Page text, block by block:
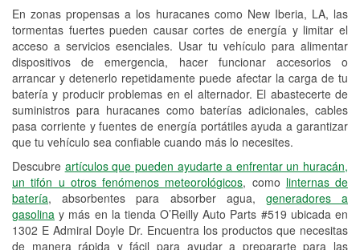
En zonas propensas a los huracanes como New Iberia, LA, las
tormentas fuertes pueden causar cortes de energía y limitar el
acceso a servicios esenciales. Usar tu vehículo para alimentar
dispositivos de emergencia, hacer funcionar accesorios o
arrancar y detenerlo repetidamente puede afectar la carga de tu
batería y producir problemas en el alternador. El abastecerte de
suministros para huracanes como baterías adicionales, cables
pasa corriente y fuentes de energía portátiles ayuda a garantizar
que tu vehículo sea confiable cuando más lo necesites.
Descubre artículos que pueden ayudarte a enfrentar un huracán,
un tifón u otros fenómenos meteorológicos, como linternas de
batería, absorbentes para absorber agua, generadores a
gasolina y más en la tienda O’Reilly Auto Parts #519 ubicada en
1302 E Admiral Doyle Dr. Encuentra los productos que necesitas
de manera rápida y fácil para ayudar a prepararte para las
freno
Hurricane Supplies
Tornado Supplies
Conoce más
Idiomas adicionales
Criollo francés